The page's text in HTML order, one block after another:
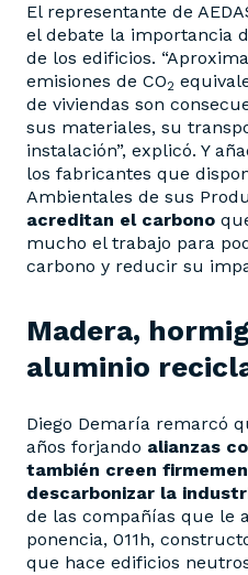
El representante de
el debate la importancia
de los edificios.
emisiones de CO2
de viviendas son
sus materiales, su
instalación”, explicó. Y
los fabricantes que
Ambientales de sus
acreditan el carbono
mucho el trabajo para
carbono y reducir su
Madera,
aluminio
Diego Demaría remarcó
años forjando alianzas
también creen
descarbonizar la
de las compañías que le
ponencia, 011h,
que hace edificios